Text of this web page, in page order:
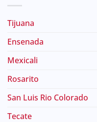
Tijuana
Ensenada
Mexicali
Rosarito
San Luis Rio Colorado
Tecate